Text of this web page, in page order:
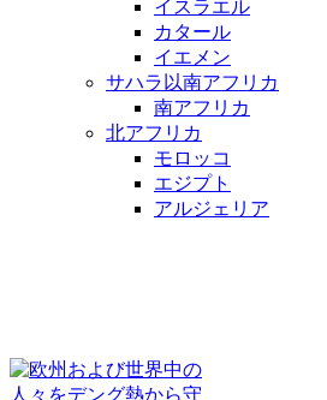
イスラエル
カタール
イエメン
サハラ以南アフリカ
南アフリカ
北アフリカ
モロッコ
エジプト
アルジェリア